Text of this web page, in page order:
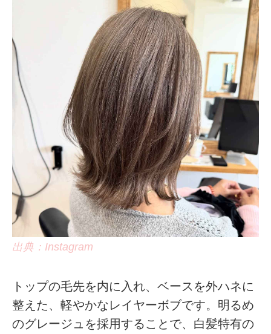
出典：Instagram
トップの毛先を内に入れ、ベースを外ハネに
整えた、軽やかなレイヤーボブです。明るめ
のグレージュを採用することで、白髪特有の